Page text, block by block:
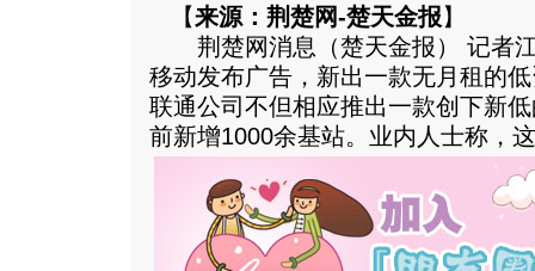
【来源：荆楚网-楚天金报】
荆楚网消息（楚天金报） 记者江
移动发布广告，新出一款无月租的
联通公司不但相应推出一款创下新
前新增1000余基站。业内人士称，